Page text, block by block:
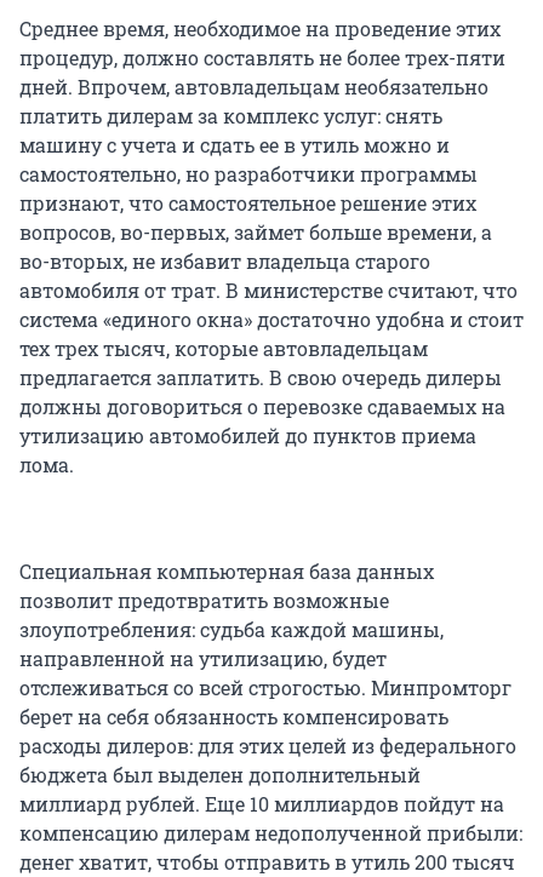
Среднее время, необходимое на проведение этих
процедур, должно составлять не более трех-пяти
дней. Впрочем, автовладельцам необязательно
платить дилерам за комплекс услуг: снять
машину с учета и сдать ее в утиль можно и
самостоятельно, но разработчики программы
признают, что самостоятельное решение этих
вопросов, во-первых, займет больше времени, а
во-вторых, не избавит владельца старого
автомобиля от трат. В министерстве считают, что
система «единого окна» достаточно удобна и стоит
тех трех тысяч, которые автовладельцам
предлагается заплатить. В свою очередь дилеры
должны договориться о перевозке сдаваемых на
утилизацию автомобилей до пунктов приема
лома.
Специальная компьютерная база данных
позволит предотвратить возможные
злоупотребления: судьба каждой машины,
направленной на утилизацию, будет
отслеживаться со всей строгостью. Минпромторг
берет на себя обязанность компенсировать
расходы дилеров: для этих целей из федерального
бюджета был выделен дополнительный
миллиард рублей. Еще 10 миллиардов пойдут на
компенсацию дилерам недополученной прибыли:
денег хватит, чтобы отправить в утиль 200 тысяч